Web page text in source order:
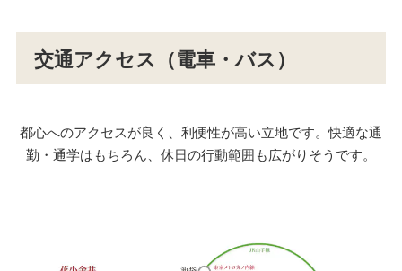
交通アクセス（電車・バス）
都心へのアクセスが良く、利便性が高い立地です。快適な通
勤・通学はもちろん、休日の行動範囲も広がりそうです。